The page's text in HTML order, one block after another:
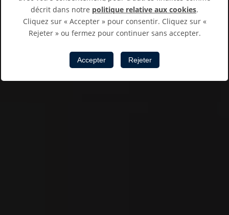
décrit dans notre politique relative aux cookies.
Cliquez sur « Accepter » pour consentir. Cliquez sur «
Rejeter » ou fermez pour continuer sans accepter.
Accepter Rejeter